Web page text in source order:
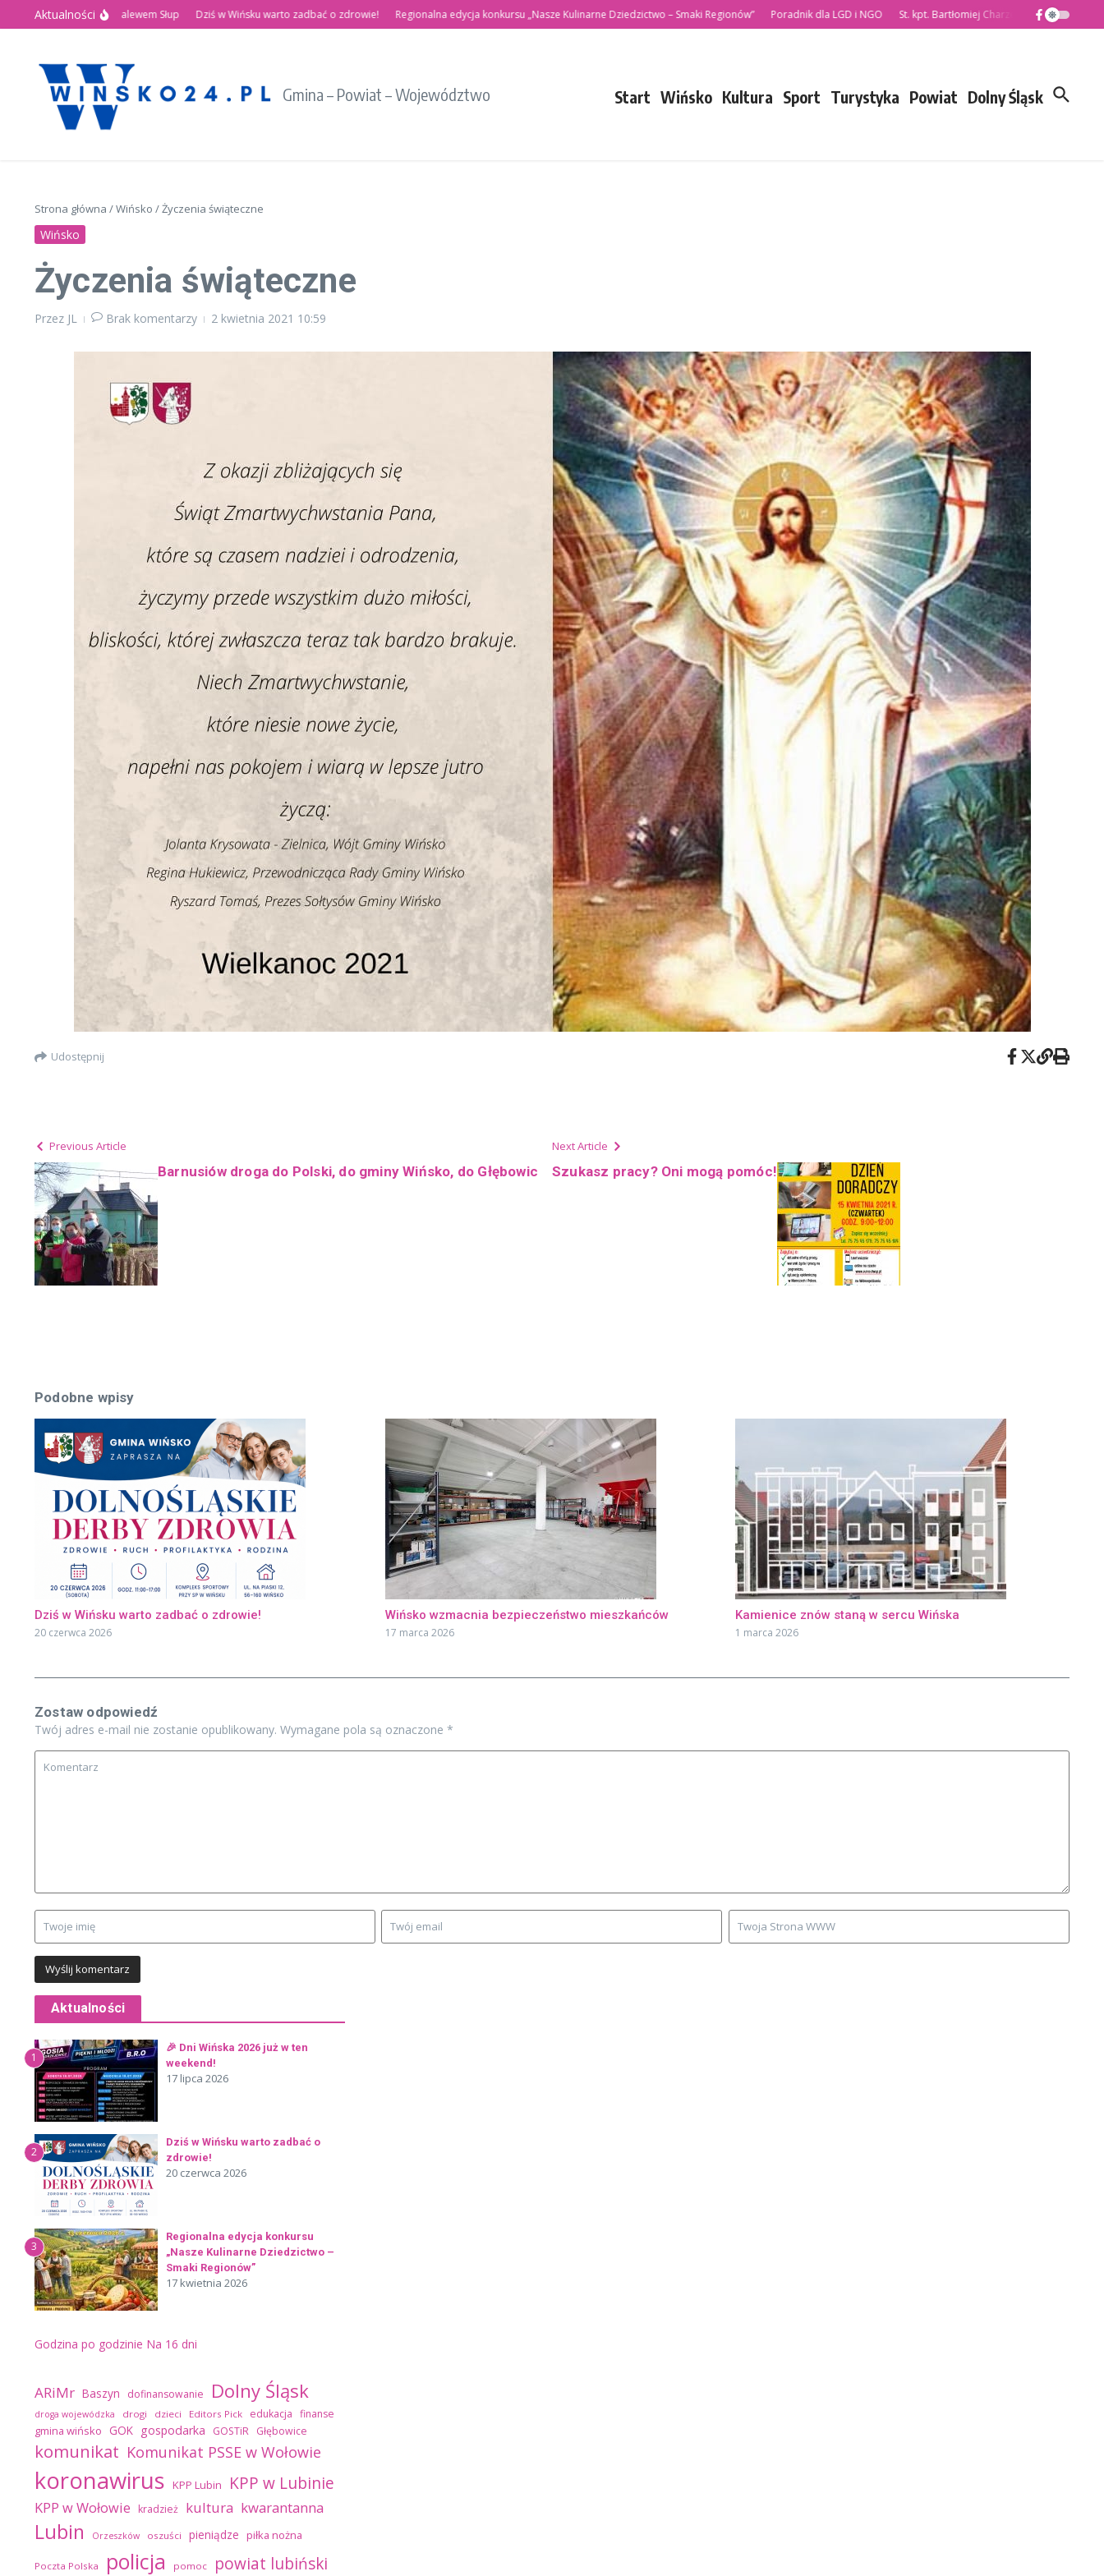
Przejdź do treści
Aktualności
Letnie Święto nad Zalewem Słup Dziś w Wińsku warto zadbać o zdrowie! Regionalna edycja konkursu „Nasze Kulinarne Dziedzictwo – Smaki Regionów” Poradnik dla LGD i NGO St. kpt. Bartłomiej Charzewski nowym
Gmina – Powiat – Województwo Start Wińsko Kultura Sport Turystyka Powiat Dolny Śląsk
Strona główna /Wińsko /Życzenia świąteczne
Wińsko
Życzenia świąteczne
Przez JL Brak komentarzy 2 kwietnia 2021 10:59
Udostępnij
Previous Article
Barnusiów droga do Polski, do gminy Wińsko, do Głębowic
Next Article
Szukasz pracy? Oni mogą pomóc!
Podobne wpisy
Dziś w Wińsku warto zadbać o zdrowie!
20 czerwca 2026
Wińsko wzmacnia bezpieczeństwo mieszkańców
17 marca 2026
Kamienice znów staną w sercu Wińska
1 marca 2026
Zostaw odpowiedź
Twój adres e-mail nie zostanie opublikowany. Wymagane pola są oznaczone *
Aktualności
1
🎉 Dni Wińska 2026 już w ten
weekend!
17 lipca 2026
2
Dziś w Wińsku warto zadbać o
zdrowie!
20 czerwca 2026
3
Regionalna edycja konkursu
„Nasze Kulinarne Dziedzictwo –
Smaki Regionów”
17 kwietnia 2026
Godzina po godzinie Na 16 dni
ARiMr Baszyn dofinansowanie Dolny Śląsk
droga wojewódzka drogi dzieci Editors Pick edukacja finanse
gmina wińsko GOK gospodarka GOSTiR Głębowice
komunikat Komunikat PSSE w Wołowie
koronawirus KPP Lubin KPP w Lubinie
KPP w Wołowie kradzież kultura kwarantanna
Lubin Orzeszków oszuści pieniądze piłka nożna
Poczta Polska policja pomoc powiat lubiński